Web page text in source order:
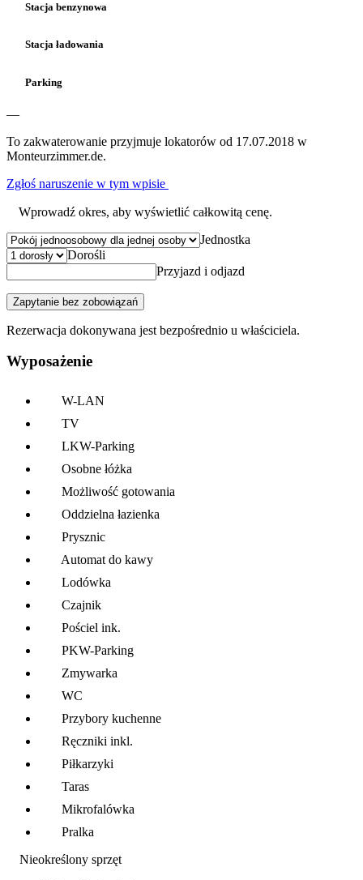
Stacja benzynowa
Stacja ładowania
Parking
—
To zakwaterowanie przyjmuje lokatorów od 17.07.2018 w
Monteurzimmer.de.
Zgłoś naruszenie w tym wpisie
Wprowadź okres, aby wyświetlić całkowitą cenę.
Jednostka
Dorośli
Przyjazd i odjazd
Zapytanie bez zobowiązań
Rezerwacja dokonywana jest bezpośrednio u właściciela.
Wyposażenie
W-LAN
TV
LKW-Parking
Osobne łóżka
Możliwość gotowania
Oddzielna łazienka
Prysznic
Automat do kawy
Lodówka
Czajnik
Pościel ink.
PKW-Parking
Zmywarka
WC
Przybory kuchenne
Ręczniki inkl.
Piłkarzyki
Taras
Mikrofalówka
Pralka
Nieokreślony sprzęt